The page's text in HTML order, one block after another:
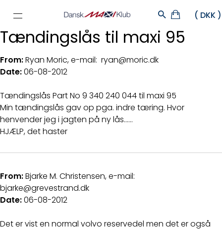
Tændingslås til maxi 95
From:Ryan Moric, e-mail: ryan@moric.dk
Date:06-08-2012
Tændingslås Part No 9 340 240 044 til maxi 95
Min tændingslås gav op pga. indre tæring. Hvor
henvender jeg i jagten på ny lås......
HJÆLP, det haster
From:Bjarke M. Christensen, e-mail:
bjarke@grevestrand.dk
Date:06-08-2012
Det er vist en normal volvo reservedel men det er også